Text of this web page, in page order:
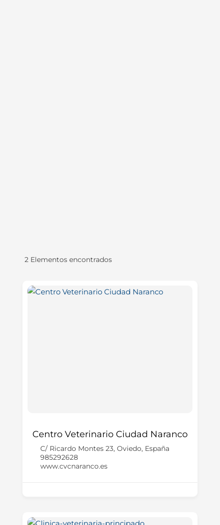
2Elementos encontrados
Centro Veterinario Ciudad Naranco
C/ Ricardo Montes 23, Oviedo, España
985292628
www.cvcnaranco.es